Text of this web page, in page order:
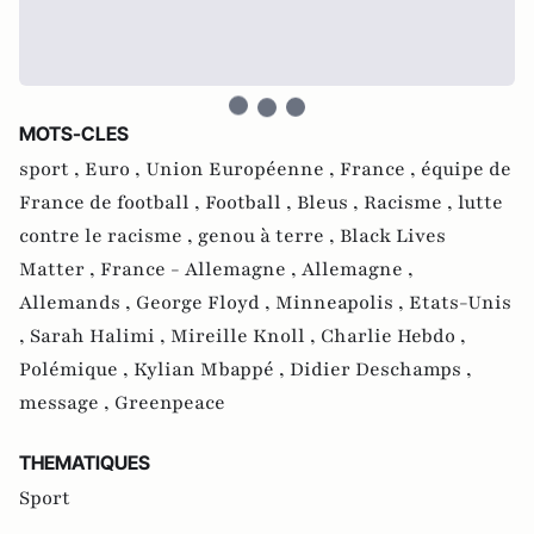
MOTS-CLES
sport , Euro , Union Européenne , France , équipe de
France de football , Football , Bleus , Racisme , lutte
contre le racisme , genou à terre , Black Lives
Matter , France - Allemagne , Allemagne ,
Allemands , George Floyd , Minneapolis , Etats-Unis
, Sarah Halimi , Mireille Knoll , Charlie Hebdo ,
Polémique , Kylian Mbappé , Didier Deschamps ,
message , Greenpeace
THEMATIQUES
Sport